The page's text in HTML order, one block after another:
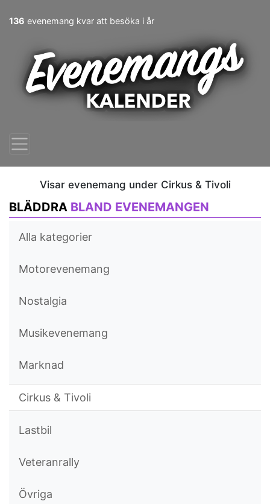
136 evenemang kvar att besöka i år
Visar evenemang under Cirkus & Tivoli
BLÄDDRA BLAND EVENEMANGEN
Alla kategorier
Motorevenemang
Nostalgia
Musikevenemang
Marknad
Cirkus & Tivoli
Lastbil
Veteranrally
Övriga